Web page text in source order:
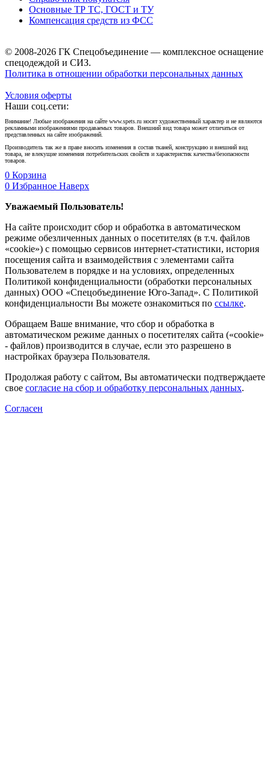
Основные ТР ТС, ГОСТ и ТУ
Компенсация средств из ФСС
© 2008-2026 ГК Спецобъединение — комплексное оснащение
спецодеждой и СИЗ.
Политика в отношении обработки персональных данных
Условия оферты
Наши соц.сети:
Внимание! Любые изображения на сайте www.spets.ru носят художественный характер и не являются
рекламными изображениями продаваемых товаров. Внешний вид товара может отличаться от
представленных на сайте изображений.
Производитель так же в праве вносить изменения в состав тканей, конструкцию и внешний вид
товара, не влекущие изменения потребительских свойств и характеристик качества/безопасности
товаров.
0 Корзина
0 Избранное Наверх
Уважаемый Пользователь!
На сайте происходит сбор и обработка в автоматическом
режиме обезличенных данных о посетителях (в т.ч. файлов
«cookie») с помощью сервисов интернет-статистики, история
посещения сайта и взаимодействия с элементами сайта
Пользователем в порядке и на условиях, определенных
Политикой конфиденциальности (обработки персональных
данных) ООО «Спецобъединение Юго-Запад». С Политикой
конфиденциальности Вы можете ознакомиться по ссылке.
Обращаем Ваше внимание, что сбор и обработка в
автоматическом режиме данных о посетителях сайта («cookie»
- файлов) производится в случае, если это разрешено в
настройках браузера Пользователя.
Продолжая работу с сайтом, Вы автоматически подтверждаете
свое согласие на сбор и обработку персональных данных.
Согласен